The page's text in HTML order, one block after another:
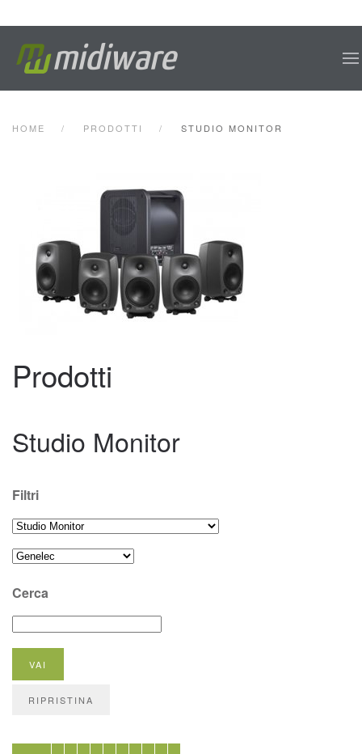
HOME PRODOTTI STUDIO MONITOR
Prodotti
Studio Monitor
Filtri
Cerca